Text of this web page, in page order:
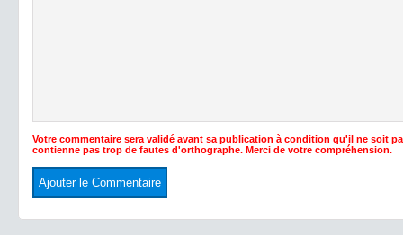
Votre commentaire sera validé avant sa publication à condition qu'il ne soit
contienne pas trop de fautes d'orthographe. Merci de votre compréhension.